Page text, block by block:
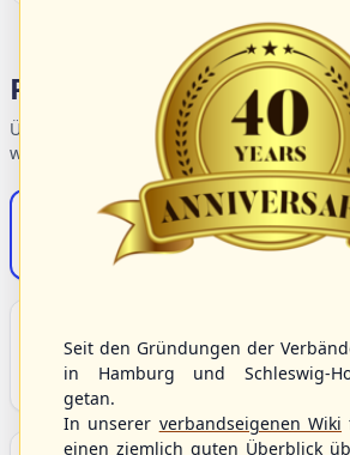
Portalbereiche
Übersicht der Verbandsbereiche –
weiterführende Informationen.
S/HBV-Shop
Der Onlineshop des S/HBV
Grundlagen und Hintergründe
und Baseball5.
Seit den Gründungen der
in Hamburg und Schleswig-
getan.
In unserer verbandseigenen Wiki
einen ziemlich guten Überblick